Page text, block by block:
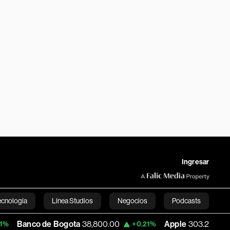
Ingresar
Línea Studios Negocios Podcasts
English
Bogota 38,800.00 +0.21% Apple 303.27 -1.74%